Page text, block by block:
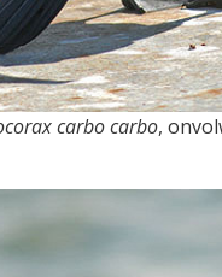
carbo carbo,